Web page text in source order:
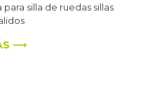
silla de ruedas sillas
⟶